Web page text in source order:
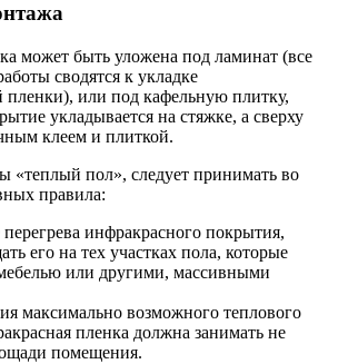
может быть уложена под ламинат (все
сводятся к укладке
пленки), или под кафельную плитку,
укладывается на стяжке, а сверху
клеем и плиткой.
«теплый пол», следует принимать во
правила:
инфракрасного покрытия,
его на тех участках пола, которые
или другими, массивными
максимально возможного теплового
пленка должна занимать не
помещения.